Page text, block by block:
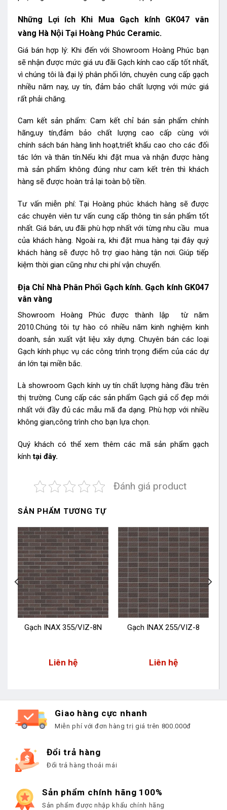
Những Lợi ích Khi Mua Gạch kính GK047 vân
vàng Hà Nội Tại Hoàng Phúc Ceramic.
Giá bán hợp lý: Khi đến với Showroom Hoàng Phúc bạn
sẽ nhận được mức giá ưu đãi Gạch kính cao cấp tốt nhất,
vì chúng tôi là đại lý phân phối lớn, chuyên cung cấp gạch
nhiều năm nay, uy tín, đảm bảo chất lượng với mức giá
rất phải chăng.
Cam kết sản phẩm: Cam kết chỉ bán sản phẩm chính
hãng,uy tín,đảm bảo chất lượng cao cấp cùng với
chính sách bán hàng linh hoạt,triết khấu cao cho các đối
tác lớn và thân tín.Nếu khi đặt mua và nhận được hàng
mà sản phẩm không đúng như cam kết trên thì khách
hàng sẽ được hoàn trả lại toàn bộ tiền.
Tư vấn miễn phí: Tại Hoàng phúc khách hàng sẽ được
các chuyên viên tư vấn cung cấp thông tin sản phẩm tốt
nhất. Giá bán, ưu đãi phù hợp nhất với từng nhu cầu mua
của khách hàng. Ngoài ra, khi đặt mua hàng tại đây quý
khách hàng sẽ được hỗ trợ giao hàng tận nơi. Giúp tiếp
kiệm thời gian cũng như chi phí vận chuyển.
Địa Chỉ Nhà Phân Phối Gạch kính. Gạch kính GK047
vân vàng
Showroom Hoàng Phúc được thành lập từ năm
2010.Chúng tôi tự hào có nhiều năm kinh nghiệm kinh
doanh, sản xuất vật liệu xây dựng. Chuyên bán các loại
Gạch kính phục vụ các công trình trọng điểm của các dự
án lớn tại miền bắc.
Là showroom Gạch kính uy tín chất lượng hàng đầu trên
thị trường. Cung cấp các sản phẩm Gạch giả cổ đẹp mới
nhất với đầy đủ các mẫu mã đa dạng. Phù hợp với nhiều
không gian,công trình cho bạn lựa chọn.
Quý khách có thể xem thêm các mã sản phẩm gạch
kínhtại đây.
Đánh giá product
SẢN PHẨM TƯƠNG TỰ
Gạch INAX 355/VIZ-8N
Liên hệ
Gạch INAX 255/VIZ-8
Liên hệ
Giao hàng cực nhanh
Miễn phí với đơn hàng trị giá trên 800.000đ
Đổi trả hàng
Đổi trả hàng thoải mái
Sản phẩm chính hãng 100%
Sản phẩm được nhập khẩu chính hãng